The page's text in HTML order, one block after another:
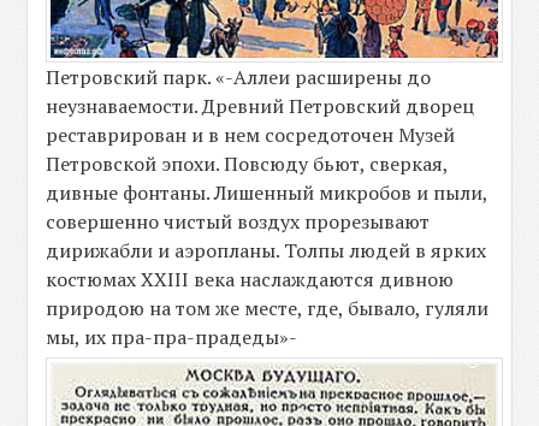
Петровский парк. «-Аллеи расширены до
неузнаваемости. Древний Петровский дворец
реставрирован и в нем сосредоточен Музей
Петровской эпохи. Повсюду бьют, сверкая,
дивные фонтаны. Лишенный микробов и пыли,
совершенно чистый воздух прорезывают
дирижабли и аэропланы. Толпы людей в ярких
костюмах XXIII века наслаждаются дивною
природою на том же месте, где, бывало, гуляли
мы, их пра-пра-прадеды»-